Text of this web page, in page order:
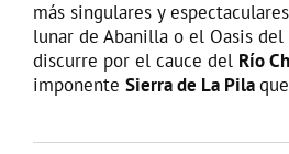
más singulares y
lunar de Abanilla o el Oasis del
discurre por el cauce del Río
imponente Sierra de La Pila